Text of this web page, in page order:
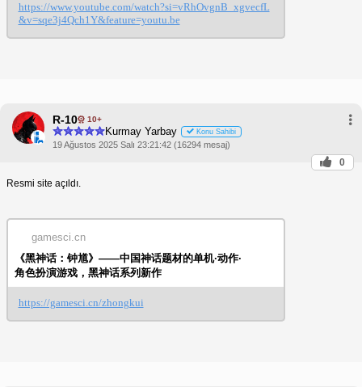
This single-player action role-playing game
draws its primary creative inspiration from
the famed Chinese folk figure "Zhong Kui".
https://www.youtube.com/watch?si=vRhOvgnB_xgvecfL
&v=sqe3j4Qch1Y&feature=youtu.be
R-10 10+
Kurmay Yarbay Konu Sahibi
19 Ağustos 2025 Salı 23:21:42 (16294 mesaj)
0
Resmi site açıldı.
gamesci.cn
《黑神话：钟馗》——中国神话题材的单机·动作·
角色扮演游戏，黑神话系列新作
https://gamesci.cn/zhongkui